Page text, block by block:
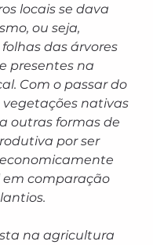
locais se dava
ou seja,
das árvores
presentes na
Com o passar do
vegetações nativas
outras formas de
por ser
em comparação
na agricultura